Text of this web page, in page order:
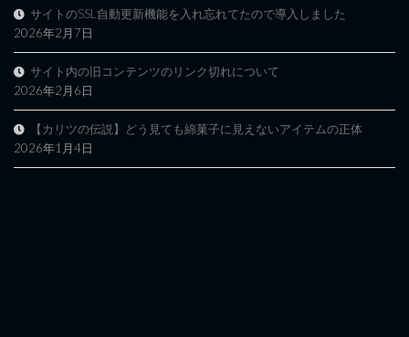
サイトのSSL自動更新機能を入れ忘れてたので導入しました
2026年2月7日
サイト内の旧コンテンツのリンク切れについて
2026年2月6日
【カリツの伝説】どう見ても綿菓子に見えないアイテムの正体
2026年1月4日